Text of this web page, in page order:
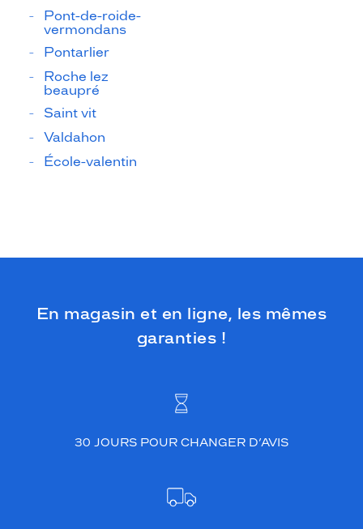
Pont-de-roide-
vermondans
Pontarlier
Roche lez
beaupré
Saint vit
Valdahon
École-valentin
En magasin et en ligne, les mêmes
garanties !
30 JOURS POUR CHANGER D’AVIS